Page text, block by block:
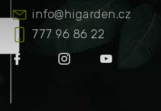
info@higarden.cz
777 96 86 22